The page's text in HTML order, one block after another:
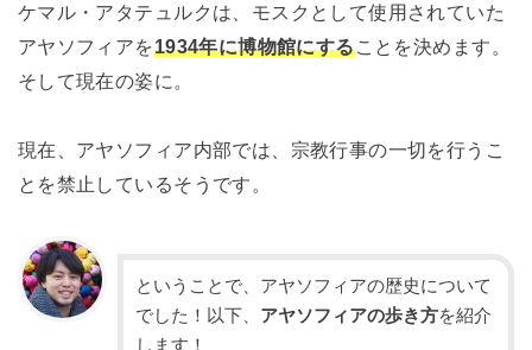
ケマル・アタテュルクは、モスクとして使用されていた
アヤソフィアを1934年に博物館にすることを決めます。
そして現在の姿に。
現在、アヤソフィア内部では、宗教行事の一切を行うこ
とを禁止しているそうです。
ということで、アヤソフィアの歴史について
でした！以下、 アヤソフィアの歩き方を紹介
します！